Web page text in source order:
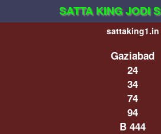
SATTA KING JODI
sattaking1.in
Gaziabad
24
34
74
94
B 444